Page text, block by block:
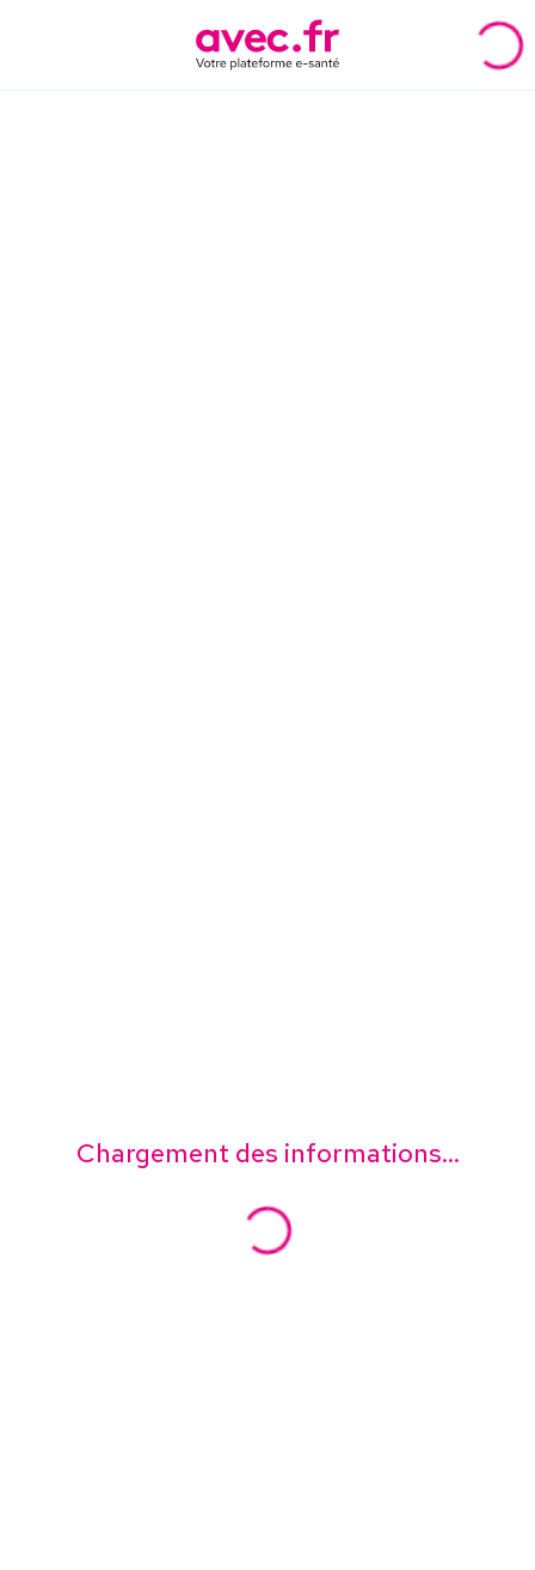
Chargement des informations...